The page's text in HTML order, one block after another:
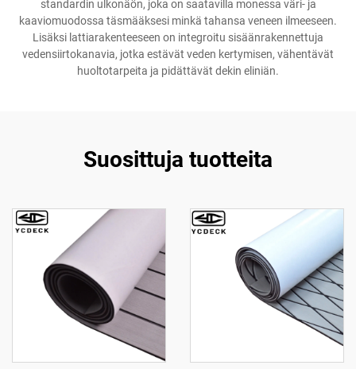
standardin ulkonäön, joka on saatavilla monessa väri- ja
kaaviomuodossa täsmääksesi minkä tahansa veneen ilmeeseen.
Lisäksi lattiarakenteeseen on integroitu sisäänrakennettuja
vedensiirtokanavia, jotka estävät veden kertymisen, vähentävät
huoltotarpeita ja pidättävät dekin eliniän.
Suosittuja tuotteita